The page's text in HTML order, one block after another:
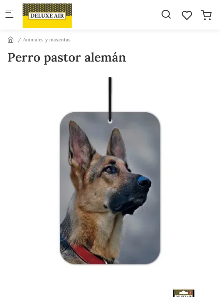
Skip to main content
Animales y mascotas
Perro pastor alemán